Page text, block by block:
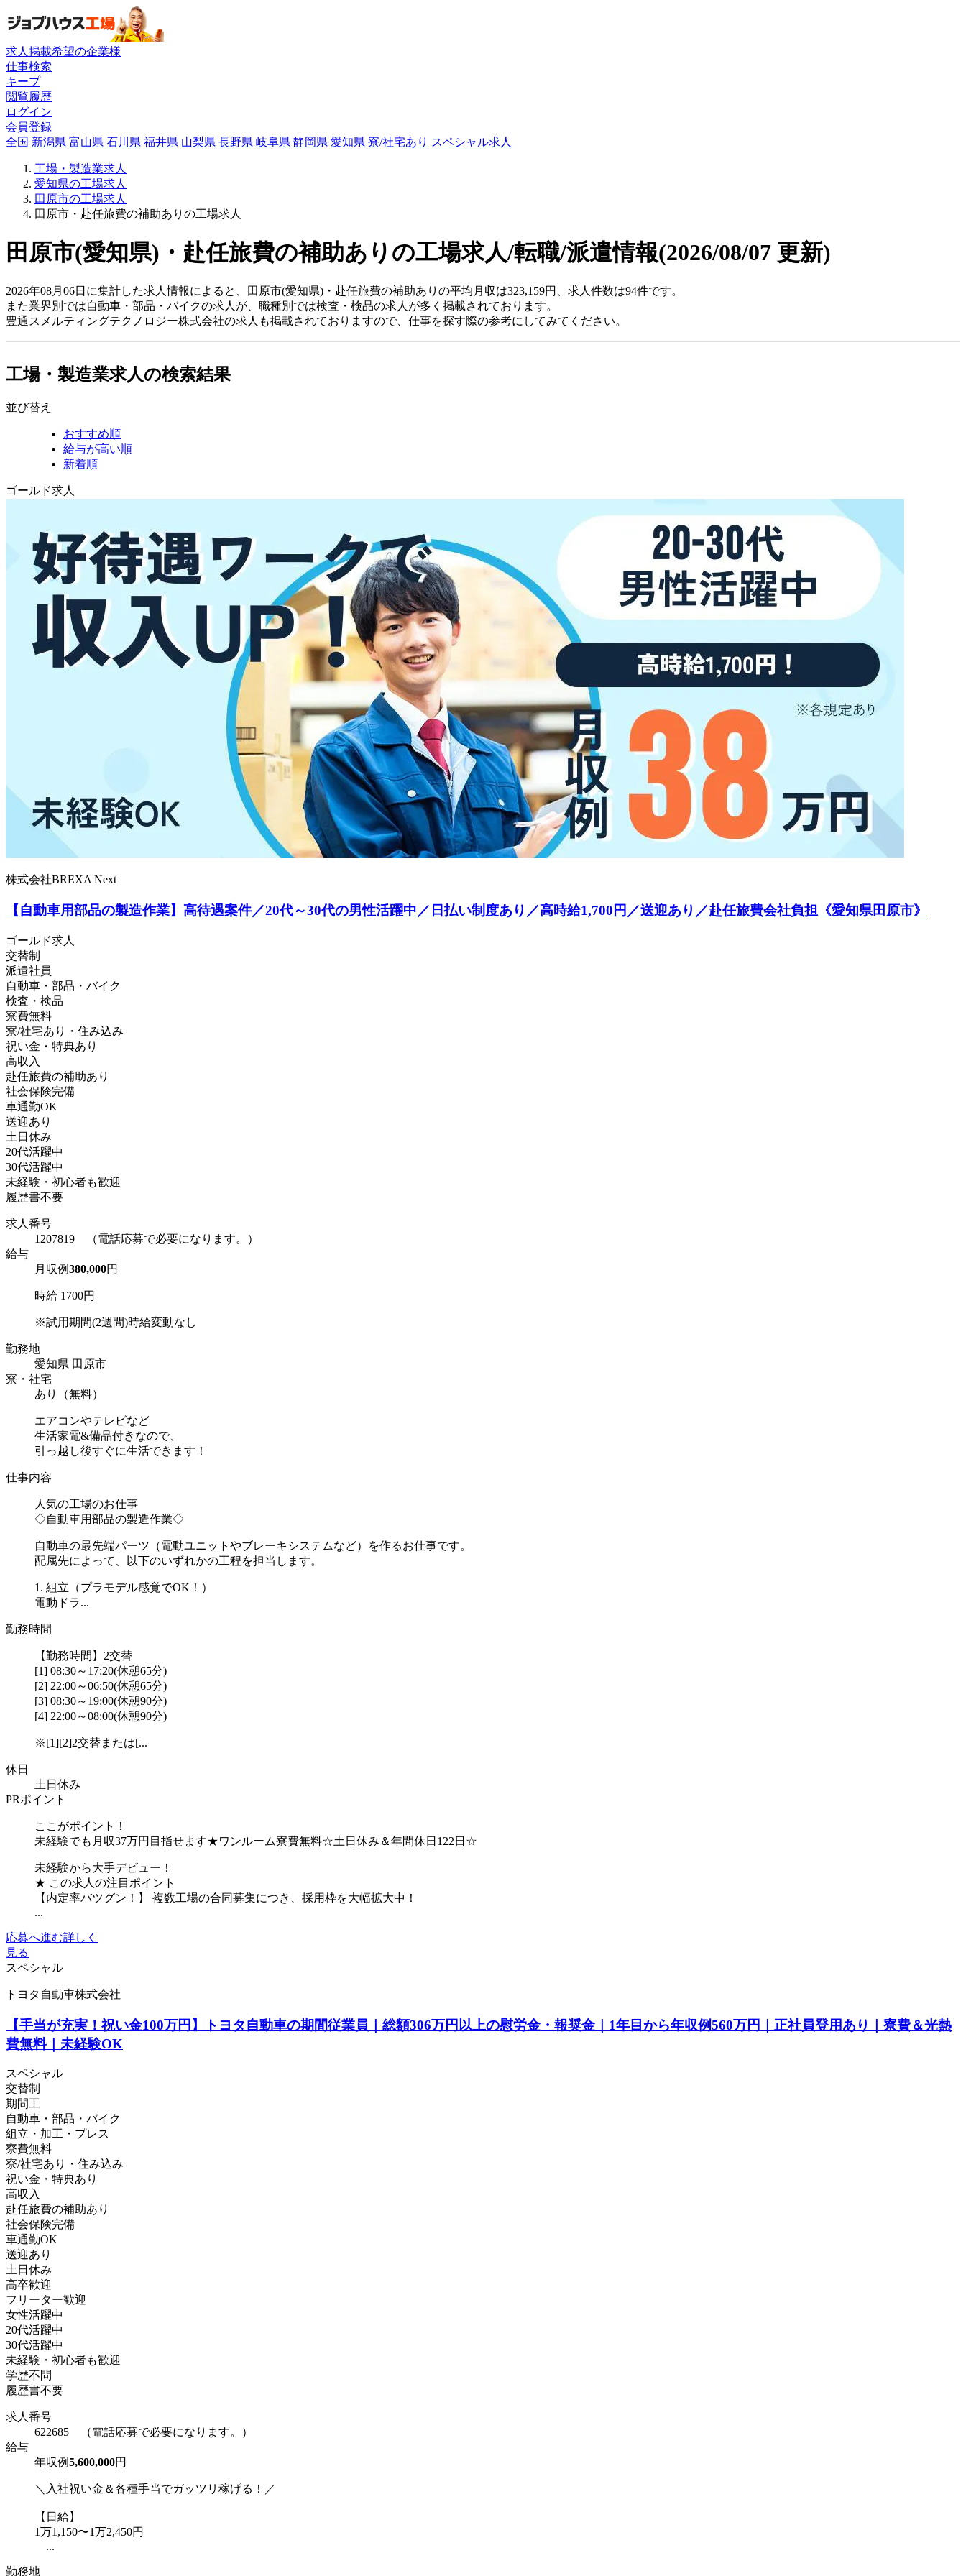
求人掲載希望の企業様
仕事検索
キープ
閲覧履歴
ログイン
会員登録
全国 新潟県 富山県 石川県 福井県 山梨県 長野県 岐阜県 静岡県 愛知県 寮/社宅あり スペシャル求人
工場・製造業求人
愛知県の工場求人
田原市の工場求人
田原市・赴任旅費の補助ありの工場求人
田原市(愛知県)・赴任旅費の補助ありの工場求人/転職/派遣情報(2026/08/07 更新)
2026年08月06日に集計した求人情報によると、田原市(愛知県)・赴任旅費の補助ありの平均月収は323,159円、求人件数は94件です。
また業界別では自動車・部品・バイクの求人が、職種別では検査・検品の求人が多く掲載されております。
豊通スメルティングテクノロジー株式会社の求人も掲載されておりますので、仕事を探す際の参考にしてみてください。
工場・製造業求人の検索結果
並び替え
おすすめ順
給与が高い順
新着順
ゴールド求人
株式会社BREXA Next
【自動車用部品の製造作業】高待遇案件／20代～30代の男性活躍中／日払い制度あり／高時給1,700円／送迎あり／赴任旅費会社負担《愛知県田原市》
ゴールド求人
交替制
派遣社員
自動車・部品・バイク
検査・検品
寮費無料
寮/社宅あり・住み込み
祝い金・特典あり
高収入
赴任旅費の補助あり
社会保険完備
車通勤OK
送迎あり
土日休み
20代活躍中
30代活躍中
未経験・初心者も歓迎
履歴書不要
求人番号
1207819 （電話応募で必要になります。）
給与
月収例380,000円
時給 1700円
※試用期間(2週間)時給変動なし
勤務地
愛知県 田原市
寮・社宅
あり（無料）
エアコンやテレビなど
生活家電&備品付きなので、
引っ越し後すぐに生活できます！
仕事内容
人気の工場のお仕事
◇自動車用部品の製造作業◇
自動車の最先端パーツ（電動ユニットやブレーキシステムなど）を作るお仕事です。
配属先によって、以下のいずれかの工程を担当します。
1. 組立（プラモデル感覚でOK！）
電動ドラ...
勤務時間
【勤務時間】2交替
[1] 08:30～17:20(休憩65分)
[2] 22:00～06:50(休憩65分)
[3] 08:30～19:00(休憩90分)
[4] 22:00～08:00(休憩90分)
※[1][2]2交替または[...
休日
土日休み
PRポイント
ここがポイント！
未経験でも月収37万円目指せます★ワンルーム寮費無料☆土日休み＆年間休日122日☆
未経験から大手デビュー！
★ この求人の注目ポイント
【内定率バツグン！】 複数工場の合同募集につき、採用枠を大幅拡大中！
...
応募へ進む詳しく
見る
スペシャル
トヨタ自動車株式会社
【手当が充実！祝い金100万円】トヨタ自動車の期間従業員｜総額306万円以上の慰労金・報奨金｜1年目から年収例560万円｜正社員登用あり｜寮費＆光熱
費無料｜未経験OK
スペシャル
交替制
期間工
自動車・部品・バイク
組立・加工・プレス
寮費無料
寮/社宅あり・住み込み
祝い金・特典あり
高収入
赴任旅費の補助あり
社会保険完備
車通勤OK
送迎あり
土日休み
高卒歓迎
フリーター歓迎
女性活躍中
20代活躍中
30代活躍中
未経験・初心者も歓迎
学歴不問
履歴書不要
求人番号
622685 （電話応募で必要になります。）
給与
年収例5,600,000円
＼入社祝い金＆各種手当でガッツリ稼げる！／
【日給】
1万1,150〜1万2,450円
...
勤務地